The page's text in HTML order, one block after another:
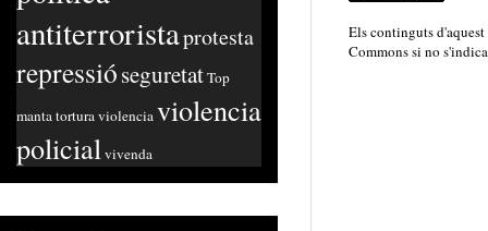
antiterroristaprotesta
repressióseguretatTop
mantatorturaviolenciaviolencia
policialvivenda
Els continguts
Commonssi no